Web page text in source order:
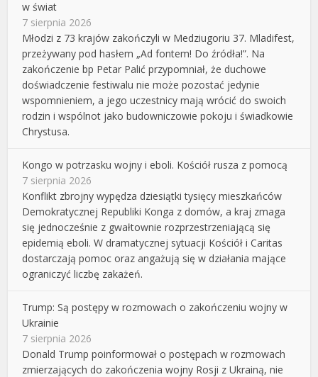
w świat
7 sierpnia 2026
Młodzi z 73 krajów zakończyli w Medziugoriu 37. Mladifest,
przeżywany pod hasłem „Ad fontem! Do źródła!”. Na
zakończenie bp Petar Palić przypomniał, że duchowe
doświadczenie festiwalu nie może pozostać jedynie
wspomnieniem, a jego uczestnicy mają wrócić do swoich
rodzin i wspólnot jako budowniczowie pokoju i świadkowie
Chrystusa.
Kongo w potrzasku wojny i eboli. Kościół rusza z pomocą
7 sierpnia 2026
Konflikt zbrojny wypędza dziesiątki tysięcy mieszkańców
Demokratycznej Republiki Konga z domów, a kraj zmaga
się jednocześnie z gwałtownie rozprzestrzeniającą się
epidemią eboli. W dramatycznej sytuacji Kościół i Caritas
dostarczają pomoc oraz angażują się w działania mające
ograniczyć liczbę zakażeń.
Trump: Są postępy w rozmowach o zakończeniu wojny w
Ukrainie
7 sierpnia 2026
Donald Trump poinformował o postępach w rozmowach
zmierzających do zakończenia wojny Rosji z Ukrainą, nie